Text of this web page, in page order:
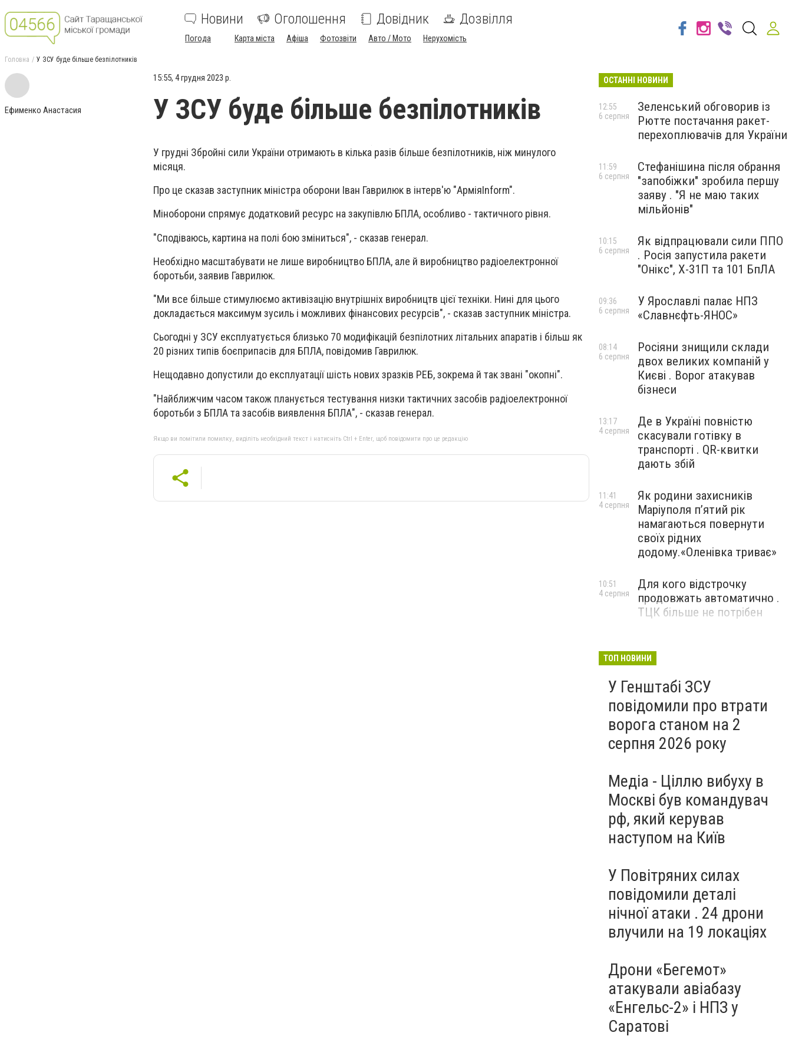
Новини Оголошення Довідник Дозвілля
Погода Карта міста Афіша Фотозвіти Авто / Мото Нерухомість
Головна У ЗСУ буде більше безпілотників
Ефименко Анастасия
15:55, 4 грудня 2023 р.
У ЗСУ буде більше безпілотників
У грудні Збройні сили України отримають в кілька разів більше безпілотників, ніж минулого
місяця.
Про це сказав заступник міністра оборони Іван Гаврилюк в інтерв'ю "АрміяInform".
Міноборони спрямує додатковий ресурс на закупівлю БПЛА, особливо - тактичного рівня.
"Сподіваюсь, картина на полі бою зміниться", - сказав генерал.
Необхідно масштабувати не лише виробництво БПЛА, але й виробництво радіоелектронної
боротьби, заявив Гаврилюк.
"Ми все більше стимулюємо активізацію внутрішніх виробництв цієї техніки. Нині для цього
докладається максимум зусиль і можливих фінансових ресурсів", - сказав заступник міністра.
Сьогодні у ЗСУ експлуатується близько 70 модифікацій безпілотних літальних апаратів і більш як
20 різних типів боєприпасів для БПЛА, повідомив Гаврилюк.
Нещодавно допустили до експлуатації шість нових зразків РЕБ, зокрема й так звані "окопні".
"Найближчим часом також планується тестування низки тактичних засобів радіоелектронної
боротьби з БПЛА та засобів виявлення БПЛА", - сказав генерал.
Якщо ви помітили помилку, виділіть необхідний текст і натисніть Ctrl + Enter, щоб повідомити про це редакцію
ОСТАННІ НОВИНИ
Зеленський обговорив із
Рютте постачання ракет-
перехоплювачів для України
12:55
6 серпня
Стефанішина після обрання
"запобіжки" зробила першу
заяву . "Я не маю таких
мільйонів"
11:59
6 серпня
Як відпрацювали сили ППО
. Росія запустила ракети
"Онікс", Х-31П та 101 БпЛА
10:15
6 серпня
У Ярославлі палає НПЗ
«Славнєфть-ЯНОС»
09:36
6 серпня
Росіяни знищили склади
двох великих компаній у
Києві . Ворог атакував
бізнеси
08:14
6 серпня
Де в Україні повністю
скасували готівку в
транспорті . QR-квитки
дають збій
13:17
4 серпня
Як родини захисників
Маріуполя пʼятий рік
намагаються повернути
своїх рідних
додому.«Оленівка триває»
11:41
4 серпня
Для кого відстрочку
продовжать автоматично .
ТЦК більше не потрібен
10:51
4 серпня
ТОП НОВИНИ
У Генштабі ЗСУ
повідомили про втрати
ворога станом на 2
серпня 2026 року
Медіа - Ціллю вибуху в
Москві був командувач
рф, який керував
наступом на Київ
У Повітряних силах
повідомили деталі
нічної атаки . 24 дрони
влучили на 19 локаціях
Дрони «Бегемот»
атакували авіабазу
«Енгельс-2» і НПЗ у
Саратові